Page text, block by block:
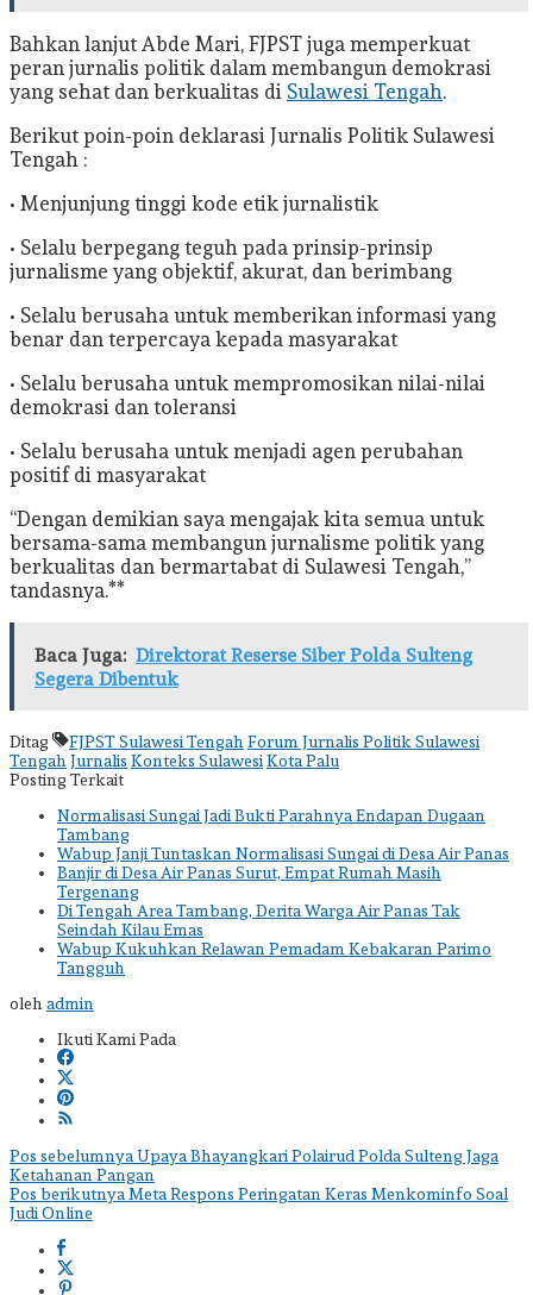
Bahkan lanjut Abde Mari, FJPST juga memperkuat
peran jurnalis politik dalam membangun demokrasi
yang sehat dan berkualitas di Sulawesi Tengah.
Berikut poin-poin deklarasi Jurnalis Politik Sulawesi
Tengah :
• Menjunjung tinggi kode etik jurnalistik
• Selalu berpegang teguh pada prinsip-prinsip
jurnalisme yang objektif, akurat, dan berimbang
• Selalu berusaha untuk memberikan informasi yang
benar dan terpercaya kepada masyarakat
• Selalu berusaha untuk mempromosikan nilai-nilai
demokrasi dan toleransi
• Selalu berusaha untuk menjadi agen perubahan
positif di masyarakat
“Dengan demikian saya mengajak kita semua untuk
bersama-sama membangun jurnalisme politik yang
berkualitas dan bermartabat di Sulawesi Tengah,”
tandasnya.**
Baca Juga: Direktorat Reserse Siber Polda Sulteng
Segera Dibentuk
Ditag FJPST Sulawesi Tengah Forum Jurnalis Politik Sulawesi
Tengah Jurnalis Konteks Sulawesi Kota Palu
Posting Terkait
Normalisasi Sungai Jadi Bukti Parahnya Endapan Dugaan
Tambang
Wabup Janji Tuntaskan Normalisasi Sungai di Desa Air Panas
Banjir di Desa Air Panas Surut, Empat Rumah Masih
Tergenang
Di Tengah Area Tambang, Derita Warga Air Panas Tak
Seindah Kilau Emas
Wabup Kukuhkan Relawan Pemadam Kebakaran Parimo
Tangguh
oleh admin
Ikuti Kami Pada
Navigasi
pos
Pos sebelumnyaUpaya Bhayangkari Polairud Polda Sulteng Jaga
Ketahanan Pangan
Pos berikutnyaMeta Respons Peringatan Keras Menkominfo Soal
Judi Online